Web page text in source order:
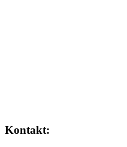
Kontakt: